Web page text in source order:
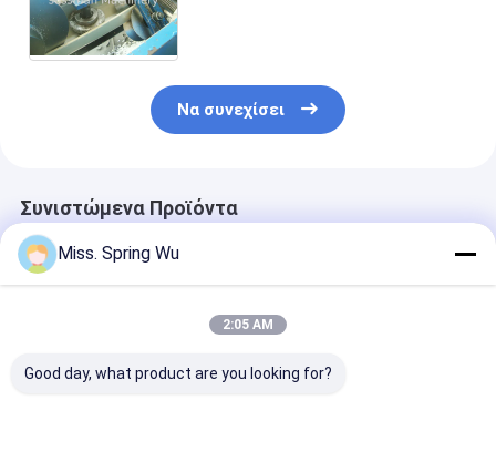
Να συνεχίσει
Συνιστώμενα Προϊόντα
Miss. Spring Wu
2:05 AM
Good day, what product are you looking for?